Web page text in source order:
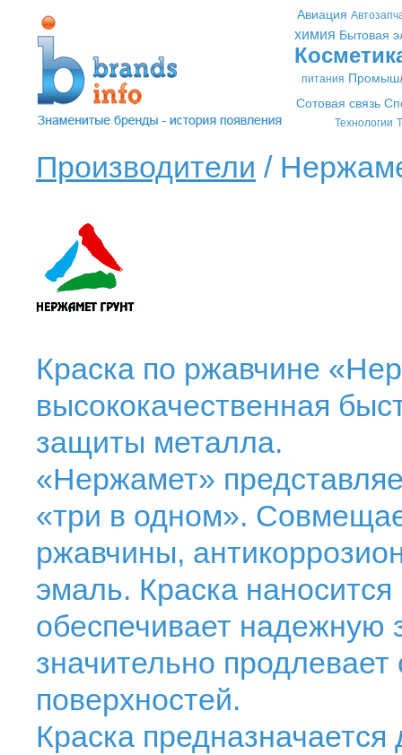
Авиация
химия Бытовая
питания
Сотовая связь
Технологии
Производители /
Краска по ржавчине
высококачественная
защиты металла.
«Нержамет»
«три в одном».
ржавчины,
эмаль. Краска
обеспечивает надежную
значительно
поверхностей.
Краска